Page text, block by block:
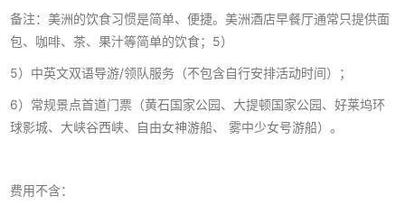
备注：美洲的饮食习惯是简单、便捷。美洲酒店早餐厅通常只提供面
包、咖啡、茶、果汁等简单的饮食；5）
5）中英文双语导游/领队服务（不包含自行安排活动时间）；
6）常规景点首道门票（黄石国家公园、大提顿国家公园、好莱坞环
球影城、大峡谷西峡、自由女神游船、 雾中少女号游船）。
费用不含：